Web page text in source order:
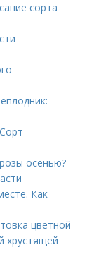
сорта
осенью?
Как
цветной
хрустящей